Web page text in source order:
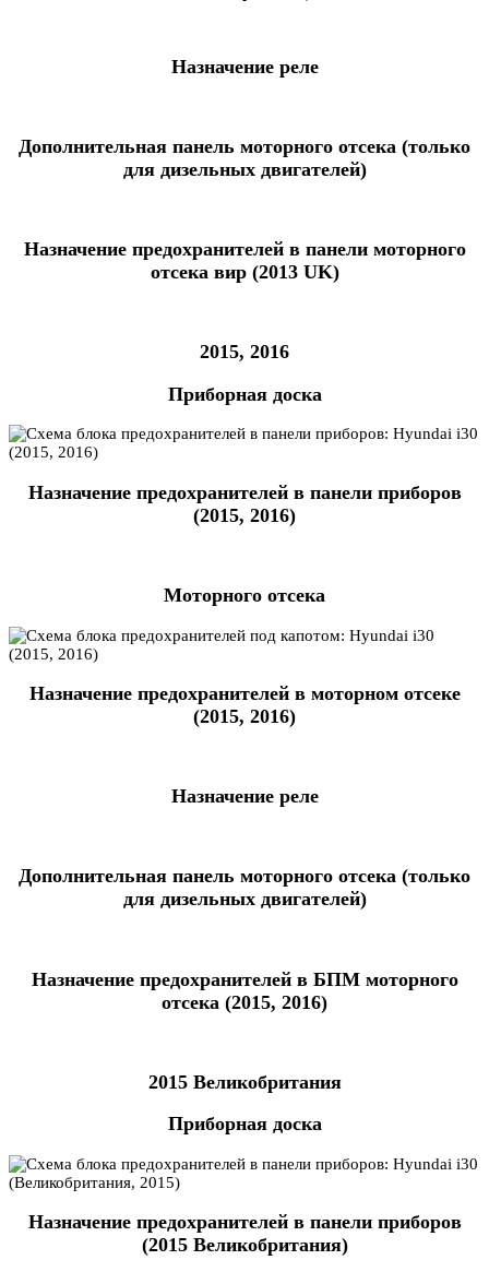
Назначение реле
Дополнительная панель моторного отсека (только
для дизельных двигателей)
Назначение предохранителей в панели моторного
отсека вир (2013 UK)
2015, 2016
Приборная доска
Назначение предохранителей в панели приборов
(2015, 2016)
Моторного отсека
Назначение предохранителей в моторном отсеке
(2015, 2016)
Назначение реле
Дополнительная панель моторного отсека (только
для дизельных двигателей)
Назначение предохранителей в БПМ моторного
отсека (2015, 2016)
2015 Великобритания
Приборная доска
Назначение предохранителей в панели приборов
(2015 Великобритания)